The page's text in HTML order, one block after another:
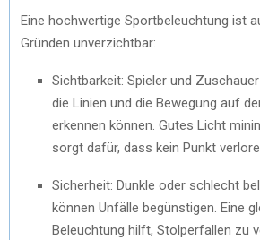
Eine hochwertige Sportbeleuchtung ist
Gründen unverzichtbar:
Sichtbarkeit: Spieler und
die Linien und die Bewegung auf
erkennen können. Gutes Licht
sorgt dafür, dass kein Punkt
Sicherheit: Dunkle oder schlecht
können Unfälle begünstigen. Eine
Beleuchtung hilft, Stolperfallen zu